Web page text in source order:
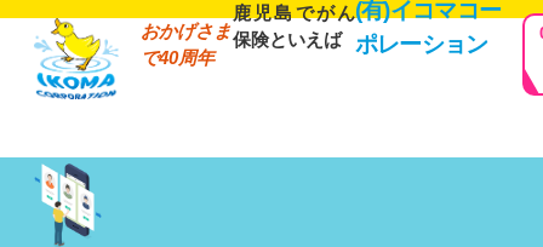
おかげさま
で40周年
鹿児島でがん
保険といえば
(有)イコマコー
ポレーション